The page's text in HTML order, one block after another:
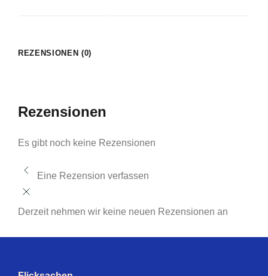
REZENSIONEN (0)
Rezensionen
Es gibt noch keine Rezensionen
Eine Rezension verfassen
Derzeit nehmen wir keine neuen Rezensionen an